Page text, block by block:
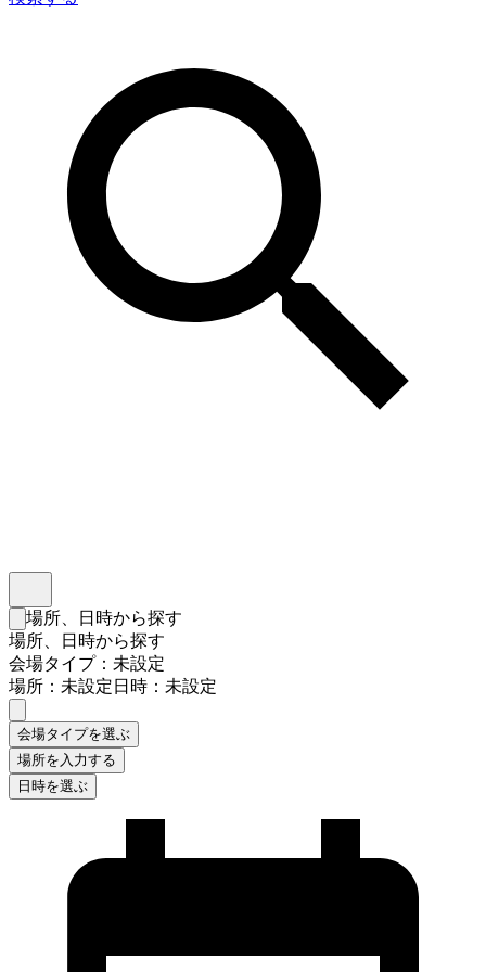
検索フォームを閉じる
場所、日時から探す
場所、日時から探す
会場タイプ：未設定
場所：未設定日時：未設定
会場タイプを選ぶ
場所を入力する
日時を選ぶ